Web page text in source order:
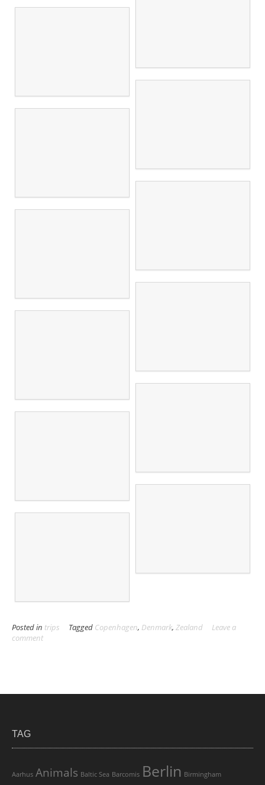
Posted in trips Tagged Copenhagen, Denmark, Zealand
Leave a
comment
TAG
Aarhus Animals Baltic Sea Barcomis Berlin Birmingham